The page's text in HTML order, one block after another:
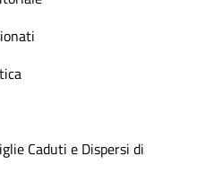
Caduti e Dispersi di